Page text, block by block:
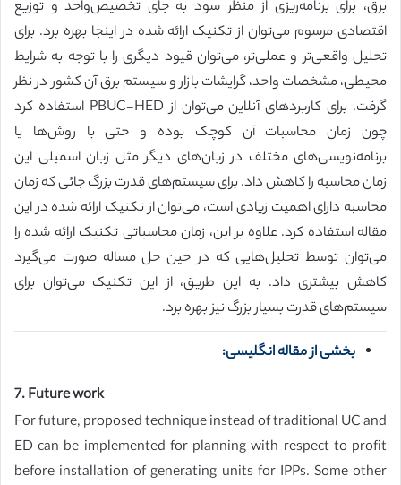
برق، برای برنامه‌ریزی از منظر سود به جای تخصیص‌واحد و توزیع
اقتصادی مرسوم می‌توان از تکنیک ارائه شده در اینجا بهره برد. برای
تحلیل واقعی‌تر و عملی‌تر، می‌توان قیود دیگری را با توجه به شرایط
محیطی، مشخصات واحد، گرایشات بازار و سیستم برق آن کشور در نظر
گرفت. برای کاربردهای آنلاین می‌توان از PBUC-HED استفاده کرد
چون زمان محاسبات آن کوچک بوده و حتی با روش‌ها یا
برنامه‌نویسی‌های مختلف در زبان‌های دیگر مثل زبان اسمبلی این
زمان محاسبه را کاهش داد. برای سیستم‌های قدرت بزرگ جائی که زمان
محاسبه دارای اهمیت زیادی است، می‌توان از تکنیک ارائه شده در این
مقاله استفاده کرد. علاوه بر این، زمان محاسباتی تکنیک ارائه شده را
می‌توان توسط تحلیل‌هایی که در حین حل مساله صورت می‌گیرد
کاهش بیشتری داد. به این طریق، از این تکنیک می‌توان برای
سیستم‌های قدرت بسیار بزرگ نیز بهره برد.
بخشی از مقاله انگلیسی:
7. Future work
For future, proposed technique instead of traditional UC and
ED can be implemented for planning with respect to profit
before installation of generating units for IPPs. Some other